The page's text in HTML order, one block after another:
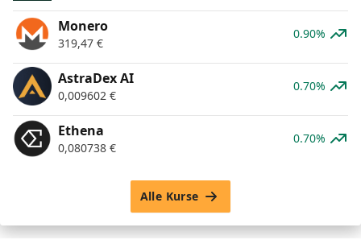
Monero
319,47 €
0.90%
AstraDex AI
0,009602 €
0.70%
Ethena
0,080738 €
0.70%
Alle Kurse